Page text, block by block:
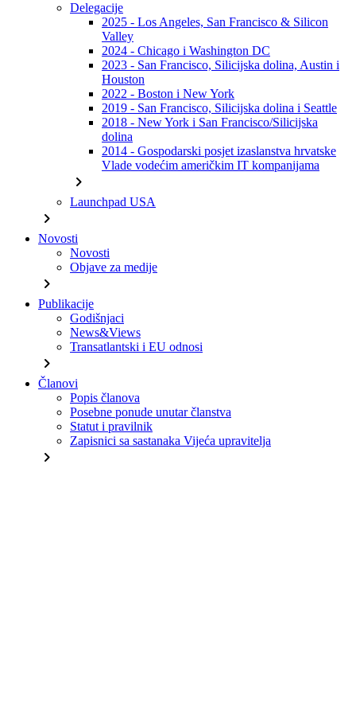
Delegacije
2025 - Los Angeles, San Francisco & Silicon
Valley
2024 - Chicago i Washington DC
2023 - San Francisco, Silicijska dolina, Austin i
Houston
2022 - Boston i New York
2019 - San Francisco, Silicijska dolina i Seattle
2018 - New York i San Francisco/Silicijska
dolina
2014 - Gospodarski posjet izaslanstva hrvatske
Vlade vodećim američkim IT kompanijama
chevron_right
Launchpad USA
chevron_right
Novosti
Novosti
Objave za medije
chevron_right
Publikacije
Godišnjaci
News&Views
Transatlantski i EU odnosi
chevron_right
Članovi
Popis članova
Posebne ponude unutar članstva
Statut i pravilnik
Zapisnici sa sastanaka Vijeća upravitelja
chevron_right